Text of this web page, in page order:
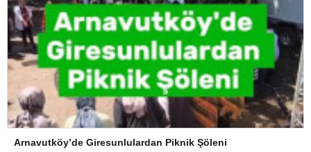
Arnavutköy’de Giresunlulardan Piknik Şöleni